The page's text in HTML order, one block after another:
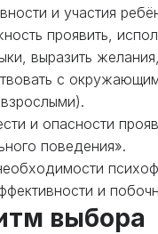
и участия
проявить,
выразить желания,
с
и опасности
поведения».
и
выбора